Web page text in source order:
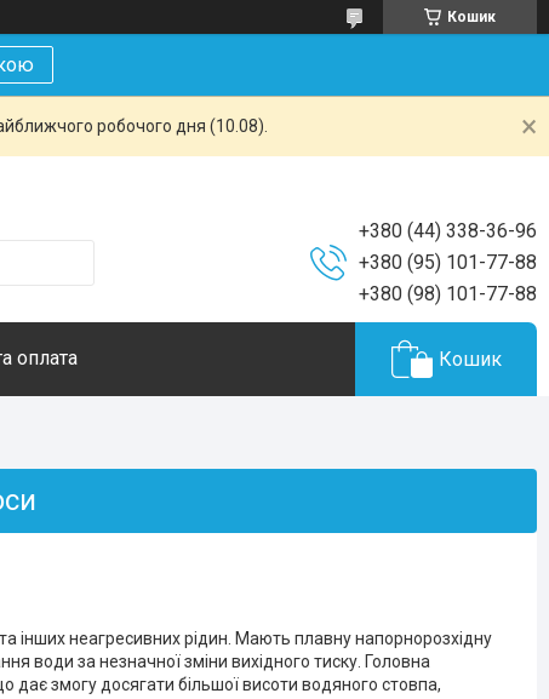
Кошик
робочого дня (10.08).
+380 (44) 338-36-96
+380 (95) 101-77-88
+380 (98) 101-77-88
оплата Кошик
інших неагресивних рідин. Мають плавну напорнорозхідну
води за незначної зміни вихідного тиску. Головна
дає змогу досягати більшої висоти водяного стовпа,